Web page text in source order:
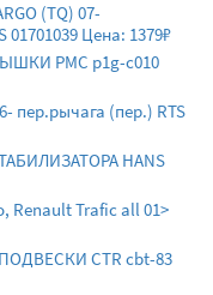
(TQ) 07-
Цена: 1379₽
PMC p1g-c010
пер.рычага (пер.) RTS
HANS
Renault Trafic all 01>
CTR cbt-83